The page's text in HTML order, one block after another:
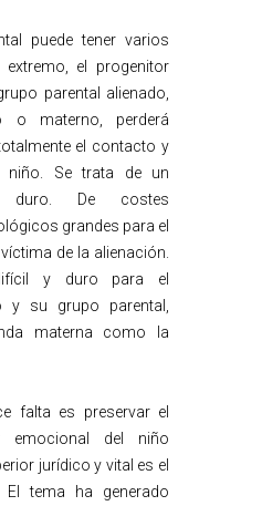
puede tener varios
el progenitor
parental alienado,
o materno, perderá
el contacto y
niño. Se trata de un
duro. De costes
grandes para el
de la alienación.
y duro para el
y su grupo parental,
materna como la
falta es preservar el
emocional del niño
jurídico y vital es el
El tema ha generado